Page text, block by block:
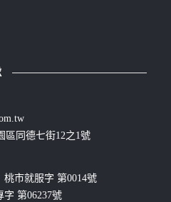
區同德七街12之1號
市就服字 第0014號
第06237號